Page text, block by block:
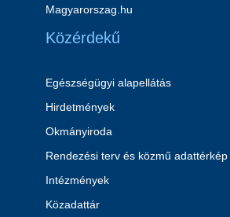
Magyarorszag.hu
Közérdekű
Egészségügyi alapellátás
Hirdetmények
Okmányiroda
Rendezési terv és közmű adattérkép
Intézmények
Közadattár